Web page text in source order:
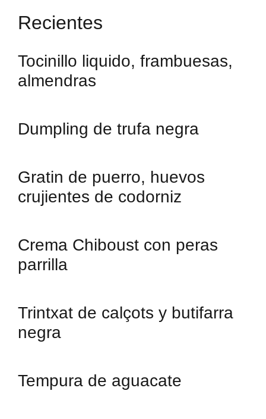
Recientes
Tocinillo liquido, frambuesas,
almendras
Dumpling de trufa negra
Gratin de puerro, huevos
crujientes de codorniz
Crema Chiboust con peras
parrilla
Trintxat de calçots y butifarra
negra
Tempura de aguacate